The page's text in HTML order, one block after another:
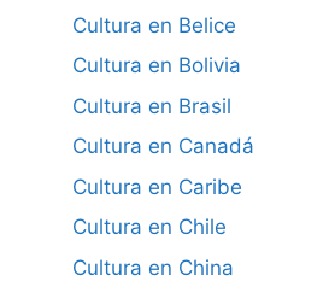
Cultura en Belice
Cultura en Bolivia
Cultura en Brasil
Cultura en Canadá
Cultura en Caribe
Cultura en Chile
Cultura en China